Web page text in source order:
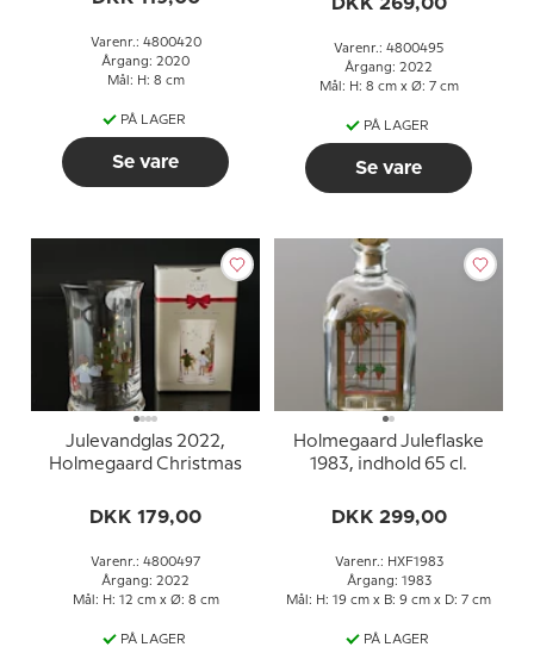
Varenr.: 4800420
Årgang: 2020
Mål: H: 8 cm
PÅ LAGER
Se vare
Varenr.: 4800495
Årgang: 2022
Mål: H: 8 cm x Ø: 7 cm
PÅ LAGER
Se vare
Julevandglas 2022,
Holmegaard Christmas
DKK 179,00
Varenr.: 4800497
Årgang: 2022
Mål: H: 12 cm x Ø: 8 cm
PÅ LAGER
Holmegaard Juleflaske
1983, indhold 65 cl.
DKK 299,00
Varenr.: HXF1983
Årgang: 1983
Mål: H: 19 cm x B: 9 cm x D: 7 cm
PÅ LAGER